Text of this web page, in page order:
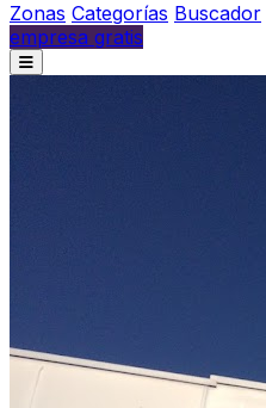
Zonas Categorías Buscador
empresa gratis